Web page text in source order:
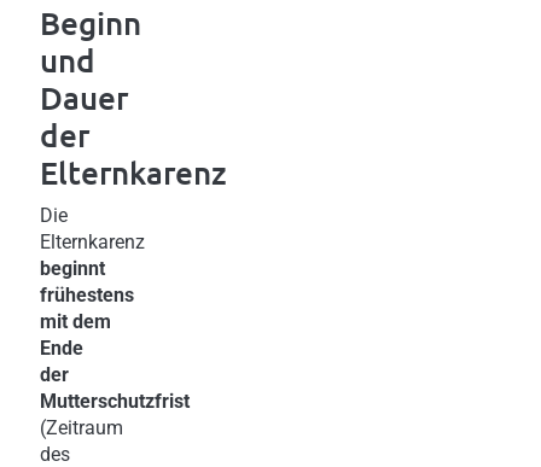
Beginn
und
Dauer
der
Elternkarenz
Die
Elternkarenz
beginnt
frühestens
mit dem
Ende
der
Mutterschutzfrist
(Zeitraum
des